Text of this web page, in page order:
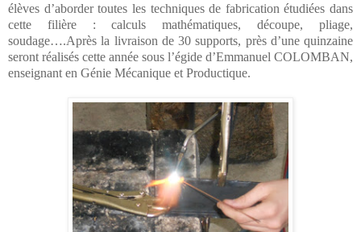
élèves d’aborder toutes les techniques de fabrication étudiées dans
cette filière : calculs mathématiques, découpe, pliage,
soudage….Après la livraison de 30 supports, près d’une quinzaine
seront réalisés cette année sous l’égide d’Emmanuel COLOMBAN,
enseignant en Génie Mécanique et Productique.